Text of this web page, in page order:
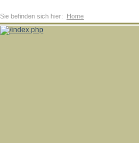
Sie befinden sich hier: Home